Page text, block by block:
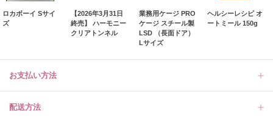
ロカボーイ Sサイ
ズ
【2026年3月31日
終売】 ハーモニー
クリアトンネル
業務用ケージ PRO
ケージ スチール製
LSD （長面ドア）
Lサイズ
ヘルシーレシピ オ
ートミール 150g
お支払い方法
配送方法